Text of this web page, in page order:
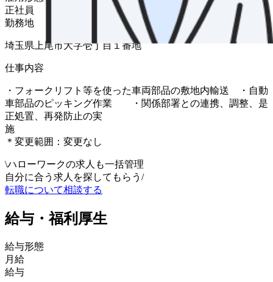
正社員
勤務地
埼玉県上尾市大字壱丁目１番地
仕事内容
・フォークリフト等を使った車両部品の敷地内輸送 ・自動
車部品のピッキング作業 ・関係部署との連携、調整、是
正処置、再発防止の実
＊変更範囲：変更なし
\ハローワークの求人も一括管理
自分に合う求人を探してもらう /
転職について相談する
給与・福利厚生
給与形態
月給
給与